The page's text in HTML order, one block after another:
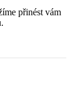
přinést vám